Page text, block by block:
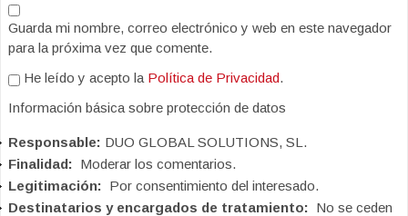
Guarda mi nombre, correo electrónico y web en este navegador
para la próxima vez que comente.
He leído y acepto la Política de Privacidad.
Información básica sobre protección de datos
Responsable: DUO GLOBAL SOLUTIONS, SL.
Finalidad: Moderar los comentarios.
Legitimación: Por consentimiento del interesado.
Destinatarios y encargados de tratamiento: No se ceden